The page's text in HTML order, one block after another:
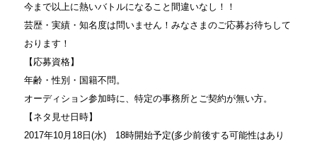
今まで以上に熱いバトルになること間違いなし！！
芸歴・実績・知名度は問いません！ みなさまのご応募お待ちして
おります！
【応募資格】
年齢・性別・国籍不問。
オーディション参加時に、特定の事務所とご契約が無い方。
【ネタ見せ日時】
2017年10月18日(水) 18時開始予定(多少前後する可能性はあり